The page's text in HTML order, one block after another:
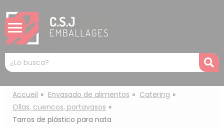
Mots
clés
:
Accueil Envasado de alimentos
Catering
Ollas, cuencos, portavasos
Tarros de plástico para nata